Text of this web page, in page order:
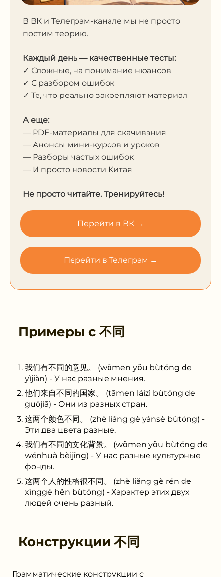
В ВК и Телеграм-канале мы не просто
постим теорию.
Каждый день — качественные тесты:
✓ Сложные, на понимание нюансов
✓ С разбором ошибок
✓ Те, что реально закрепляют материал
А еще:
— PDF-материалы для скачивания
— Анонсы мини-курсов и уроков
— Разборы частых ошибок
— И просто новости Китая
Не просто читайте. Тренируйтесь!
Перейти в ВК →
Перейти в Телеграм →
Примеры с 不同
我们有不同的意见。 (wǒmen yǒu bùtóng de
yìjiàn) - У нас разные мнения.
他们来自不同的国家。 (tāmen láizì bùtóng de
guójiā) - Они из разных стран.
这两个颜色不同。 (zhè liǎng gè yánsè bùtóng) -
Эти два цвета разные.
我们有不同的文化背景。 (wǒmen yǒu bùtóng de
wénhuà bèijǐng) - У нас разные культурные
фонды.
这两个人的性格很不同。 (zhè liǎng gè rén de
xìnggé hěn bùtóng) - Характер этих двух
людей очень разный.
Конструкции 不同
Грамматические конструкции с